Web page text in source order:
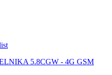
5.8CGW - 4G GSM